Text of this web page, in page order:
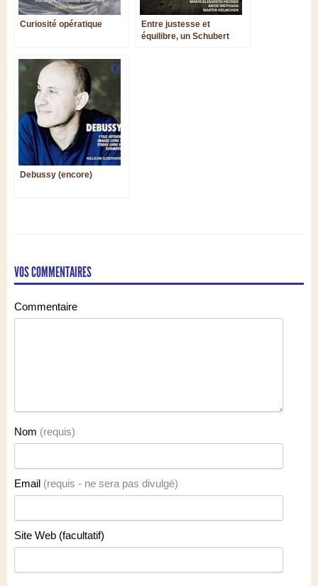
Curiosité opératique
Entre justesse et
équilibre, un Schubert
Debussy (encore)
VOS COMMENTAIRES
Commentaire
Nom (requis)
Email (requis - ne sera pas divulgé)
Site Web (facultatif)